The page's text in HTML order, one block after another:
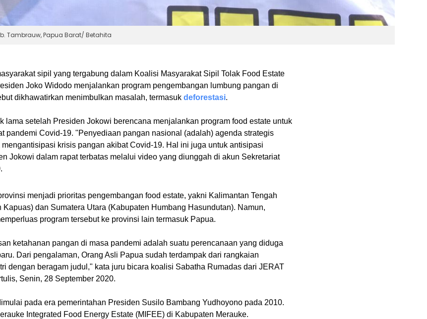
Tambrauw, Papua Barat/ Betahita
sipil yang tergabung dalam Koalisi Masyarakat Sipil Tolak Food Estate
Joko Widodo menjalankan program pengembangan lumbung pangan di
dikhawatirkan menimbulkan masalah, termasuk deforestasi.
lama setelah Presiden Jokowi berencana menjalankan program food estate untuk
pandemi Covid-19. "Penyediaan pangan nasional (adalah) agenda strategis
krisis pangan akibat Covid-19. Hal ini juga untuk antisipasi
Jokowi dalam rapat terbatas melalui video yang diunggah di akun Sekretariat
menjadi prioritas pengembangan food estate, yakni Kalimantan Tengah
dan Sumatera Utara (Kabupaten Humbang Hasundutan). Namun,
program tersebut ke provinsi lain termasuk Papua.
ketahanan pangan di masa pandemi adalah suatu perencanaan yang diduga
Dari pengalaman, Orang Asli Papua sudah terdampak dari rangkaian
dengan beragam judul," kata juru bicara koalisi Sabatha Rumadas dari JERAT
Senin, 28 September 2020.
pada era pemerintahan Presiden Susilo Bambang Yudhoyono pada 2010.
Integrated Food Energy Estate (MIFEE) di Kabupaten Merauke.